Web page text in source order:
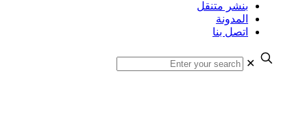
بنشر متنقل
المدونة
اتصل بنا
✕